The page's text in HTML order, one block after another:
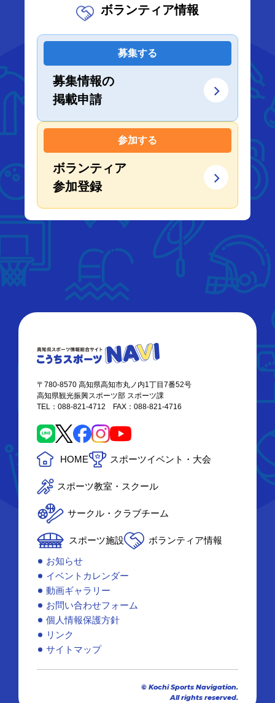
ボランティア情報
募集する
募集情報の
掲載申請
参加する
ボランティア
参加登録
〒780-8570 高知県高知市丸ノ内1丁目7番52号
高知県観光振興スポーツ部 スポーツ課
TEL：088-821-4712 FAX：088-821-4716
HOME スポーツイベント・大会
スポーツ教室・スクール
サークル・クラブチーム
スポーツ施設
ボランティア情報
お知らせ
イベントカレンダー
動画ギャラリー
お問い合わせフォーム
個人情報保護方針
リンク
サイトマップ
© Kochi Sports Navigation.
All rights reserved.